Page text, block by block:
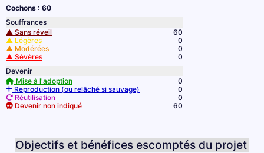
Cochons : 60
Souffrances
▲ Sans réveil
60
▲ Légères
0
▲ Modérées
0
▲ Sévères
0
Devenir
Mise à l'adoption
0
Reproduction (ou relâché si sauvage)
0
Réutilisation
0
Devenir non indiqué
60
Objectifs et bénéfices escomptés du projet